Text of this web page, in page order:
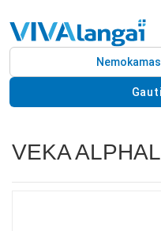
VEKA